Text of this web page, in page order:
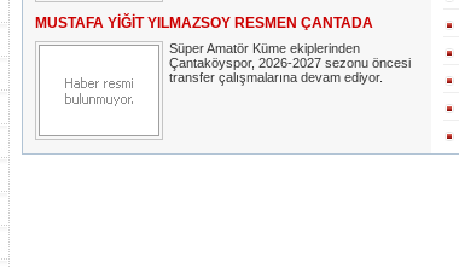
MUSTAFA YİĞİT YILMAZSOY RESMEN ÇANTADA
Süper Amatör Küme ekiplerinden
Çantaköyspor, 2026-2027 sezonu öncesi
transfer çalışmalarına devam ediyor.